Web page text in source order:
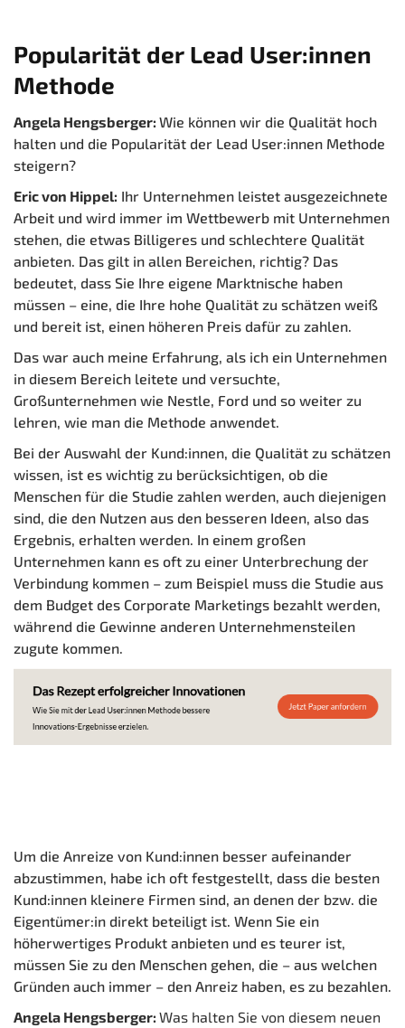
Popularität der Lead User:innen
Methode
Angela Hengsberger: Wie können wir die Qualität hoch
halten und die Popularität der Lead User:innen Methode
steigern?
Eric von Hippel: Ihr Unternehmen leistet ausgezeichnete
Arbeit und wird immer im Wettbewerb mit Unternehmen
stehen, die etwas Billigeres und schlechtere Qualität
anbieten. Das gilt in allen Bereichen, richtig? Das
bedeutet, dass Sie Ihre eigene Marktnische haben
müssen – eine, die Ihre hohe Qualität zu schätzen weiß
und bereit ist, einen höheren Preis dafür zu zahlen.
Das war auch meine Erfahrung, als ich ein Unternehmen
in diesem Bereich leitete und versuchte,
Großunternehmen wie Nestle, Ford und so weiter zu
lehren, wie man die Methode anwendet.
Bei der Auswahl der Kund:innen, die Qualität zu schätzen
wissen, ist es wichtig zu berücksichtigen, ob die
Menschen für die Studie zahlen werden, auch diejenigen
sind, die den Nutzen aus den besseren Ideen, also das
Ergebnis, erhalten werden. In einem großen
Unternehmen kann es oft zu einer Unterbrechung der
Verbindung kommen – zum Beispiel muss die Studie aus
dem Budget des Corporate Marketings bezahlt werden,
während die Gewinne anderen Unternehmensteilen
zugute kommen.
Um die Anreize von Kund:innen besser aufeinander
abzustimmen, habe ich oft festgestellt, dass die besten
Kund:innen kleinere Firmen sind, an denen der bzw. die
Eigentümer:in direkt beteiligt ist. Wenn Sie ein
höherwertiges Produkt anbieten und es teurer ist,
müssen Sie zu den Menschen gehen, die – aus welchen
Gründen auch immer – den Anreiz haben, es zu bezahlen.
Angela Hengsberger: Was halten Sie von diesem neuen